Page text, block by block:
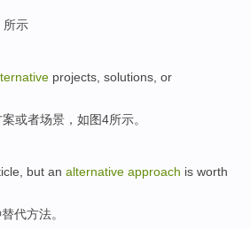
所示
projects solutions or
或者场景 ， 如图4所示。
but an alternative approach is worth
替代方法。